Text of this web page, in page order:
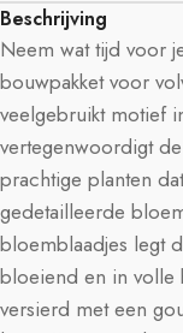
Beschrijving
Neem wat tijd voor
bouwpakket voor
veelgebruikt motief
vertegenwoordigt
prachtige planten
gedetailleerde
bloemblaadjes legt
bloeiend en in volle
versierd met een